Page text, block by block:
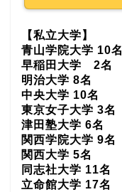
【私立大学】
青山学院大学 10名
早稲田大学 2名
明治大学 8名
中央大学 10名
東京女子大学 3名
津田塾大学 6名
関西学院大学 9名
関西大学 5名
同志社大学 11名
立命館大学 17名